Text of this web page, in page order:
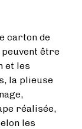
carton de
être
et les
la plieuse
réalisée,
les